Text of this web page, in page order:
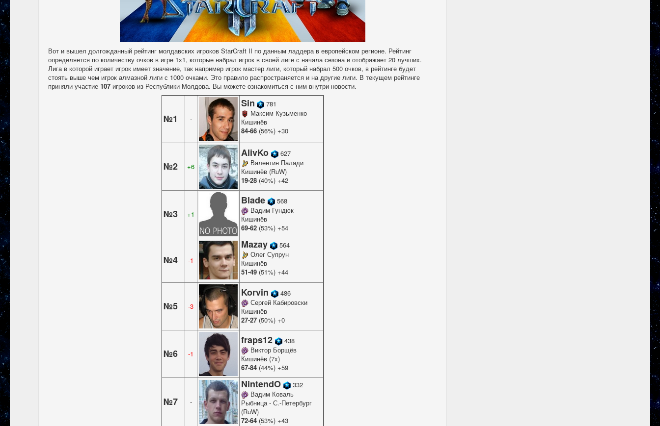
Вот и вышел долгожданный рейтинг молдавских игроков StarCraft II по данным ладдера в европейском регионе. Рейтинг
определяется по количеству очков в игре 1х1, которые набрал игрок в своей лиге с начала сезона и отображает 20 лучших.
Лига в которой играет игрок имеет значение, так например игрок мастер лиги, который набрал 500 очков, в рейтинге будет
стоять выше чем игрок алмазной лиги с 1000 очками. Это правило распространяется и на другие лиги. В текущем рейтинге
приняли участие 107игроков из Республики Молдова. Вы можете ознакомиться с ним внутри новости.
№1 -
Sin
781
Максим Кузьменко
Кишинёв
84-66(56%) +30
№2 +6
AlivKo
627
Валентин Палади
Кишинёв (RuW)
19-28 (40%) +42
№3 +1
Blade
568
Вадим Гундюк
Кишинёв
69-62 (53%) +54
№4 -1
Mazay
564
Олег Супрун
Кишинёв
51-49 (51%) +44
№5 -3
Korvin
486
Сергей Кабировски
Кишинёв
27-27 (50%) +0
№6 -1
fraps12
438
Виктор Борщёв
Кишинёв (7x)
67-84 (44%) +59
№7 -
NintendO
332
Вадим Коваль
Рыбница - С.-Петербург
(RuW)
72-64 (53%) +43